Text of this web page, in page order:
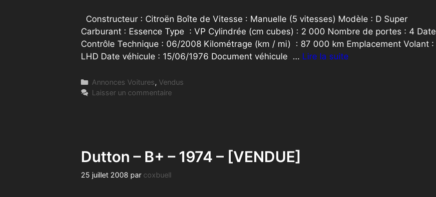
Constructeur : Citroën Boîte de Vitesse : Manuelle (5 vitesses) Modèle : D Super
Carburant : Essence Type : VP Cylindrée (cm cubes) : 2 000 Nombre de portes : 4 Date
Contrôle Technique : 06/2008 Kilométrage (km / mi) : 87 000 km Emplacement Volant :
LHD Date véhicule : 15/06/1976 Document véhicule … Lire la suite
Catégories
Annonces Voitures, Vendus
Laisser un commentaire
Dutton – B+ – 1974 – [VENDUE]
25 juillet 2008 par coxbuell